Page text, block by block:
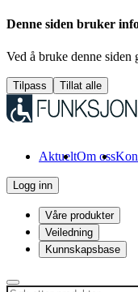
Denne siden bruker
Ved å bruke denne
Tilpass Tillat alle
AktueltOm oss
Logg inn
Våre produkter
Veiledning
Kunnskapsbase